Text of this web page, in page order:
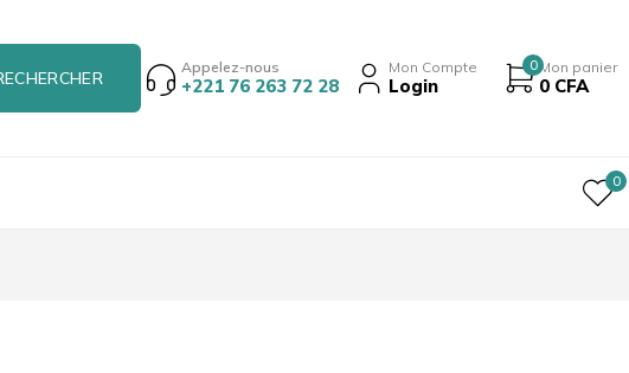
Appelez-nous
+221 76 263 72 28
Mon Compte
Login
0 Mon panier
0 CFA
0